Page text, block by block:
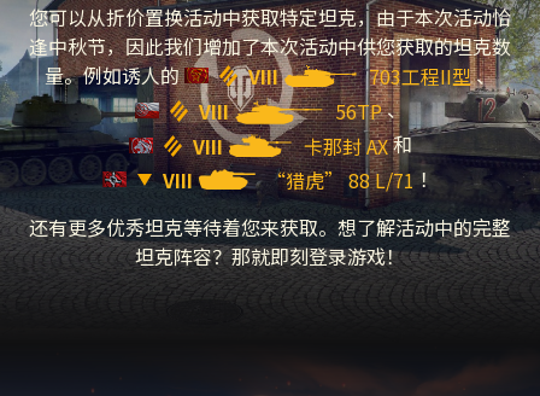
您可以从折价置换活动中获取特定坦克，由于本次活动恰
逢中秋节，因此我们增加了本次活动中供您获取的坦克数
量。例如诱人的
VIII 703工程II型、
VIII
56TP、
VIII
卡那封 AX和
VIII
“猎虎” 88 L/71！
还有更多优秀坦克等待着您来获取。想了解活动中的完整
坦克阵容？那就即刻登录游戏！